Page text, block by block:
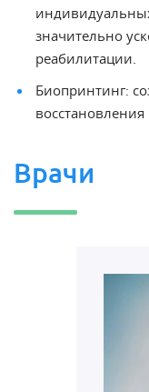
значительно
реабилитации.
Биопринтинг:
Врачи